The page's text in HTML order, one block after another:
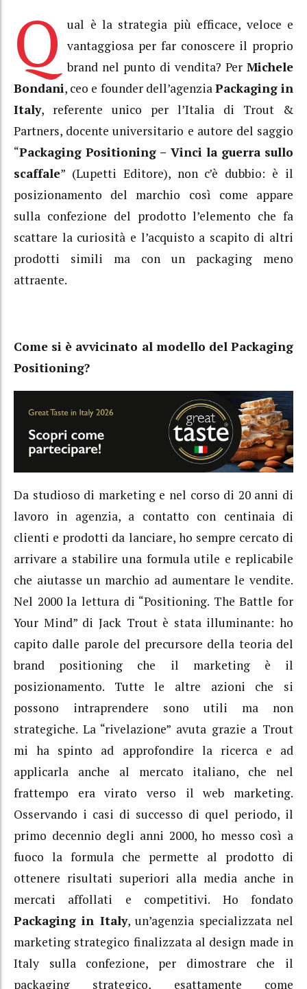
Q
ual è la strategia più efficace, veloce e
vantaggiosa per far conoscere il proprio
brand nel punto di vendita? Per Michele
Bondani, ceo e founder dell’agenziaPackaging in
Italy, referente unico per l’Italia di Trout &
Partners, docente universitario e autore del saggio
“Packaging Positioning – Vinci la guerra sullo
scaffale” (Lupetti Editore), non c’è dubbio: è il
posizionamento del marchio così come appare
sulla confezione del prodotto l’elemento che fa
scattare la curiosità e l’acquisto a scapito di altri
prodotti simili ma con un packaging meno
attraente.
Come si è avvicinato al modello del Packaging
Positioning?
Da studioso di marketing e nel corso di 20 anni di
lavoro in agenzia, a contatto con centinaia di
clienti e prodotti da lanciare, ho sempre cercato di
arrivare a stabilire una formula utile e replicabile
che aiutasse un marchio ad aumentare le vendite.
Nel 2000 la lettura di “Positioning. The Battle for
Your Mind” di Jack Trout è stata illuminante: ho
capito dalle parole del precursore della teoria del
brand positioning che il marketing è il
posizionamento. Tutte le altre azioni che si
possono intraprendere sono utili ma non
strategiche. La “rivelazione” avuta grazie a Trout
mi ha spinto ad approfondire la ricerca e ad
applicarla anche al mercato italiano, che nel
frattempo era virato verso il web marketing.
Osservando i casi di successo di quel periodo, il
primo decennio degli anni 2000, ho messo così a
fuoco la formula che permette al prodotto di
ottenere risultati superiori alla media anche in
mercati affollati e competitivi. Ho fondato
Packaging in Italy, un’agenzia specializzata nel
marketing strategico finalizzata al design made in
Italy sulla confezione, per dimostrare che il
packaging strategico, esattamente come